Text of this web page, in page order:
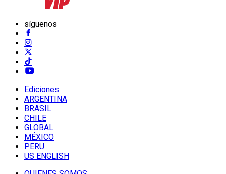
síguenos
Ediciones
ARGENTINA
BRASIL
CHILE
GLOBAL
MÉXICO
PERU
US ENGLISH